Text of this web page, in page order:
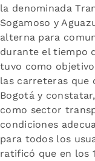
la denominada
Sogamoso y
alterna para
durante el tiempo
tuvo como
las carreteras que
Bogotá y
como sector
condiciones
para todos los
ratificó que en los